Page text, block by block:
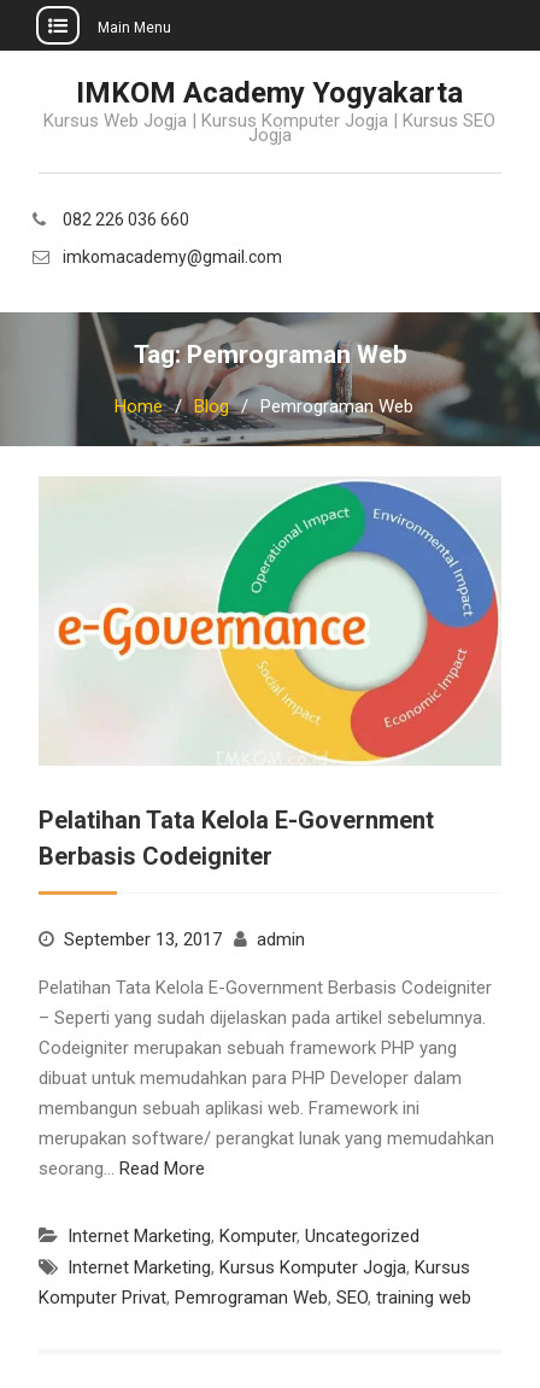
content
Main Menu
IMKOM Academy Yogyakarta
Kursus Web Jogja | Kursus Komputer Jogja | Kursus SEO
Jogja
082 226 036 660
imkomacademy@gmail.com
Tag:Pemrograman Web
Home Blog Pemrograman Web
Pelatihan Tata Kelola E-Government
Berbasis Codeigniter
September 13, 2017 admin
Pelatihan Tata Kelola E-Government Berbasis Codeigniter
– Seperti yang sudah dijelaskan pada artikel sebelumnya.
Codeigniter merupakan sebuah framework PHP yang
dibuat untuk memudahkan para PHP Developer dalam
membangun sebuah aplikasi web. Framework ini
merupakan software/ perangkat lunak yang memudahkan
seorang… Read More
Internet Marketing, Komputer, Uncategorized
Internet Marketing, Kursus Komputer Jogja, Kursus
Komputer Privat, Pemrograman Web, SEO, training web